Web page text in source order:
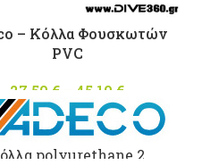
– Κόλλα Φουσκωτών
PVC
27,50 € 45,10 €
range:
27,50 €
through
polyurethane 2